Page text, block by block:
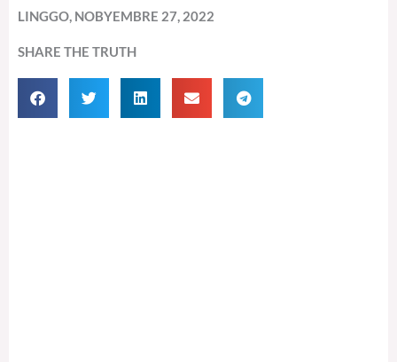
LINGGO, NOBYEMBRE 27, 2022
SHARE THE TRUTH